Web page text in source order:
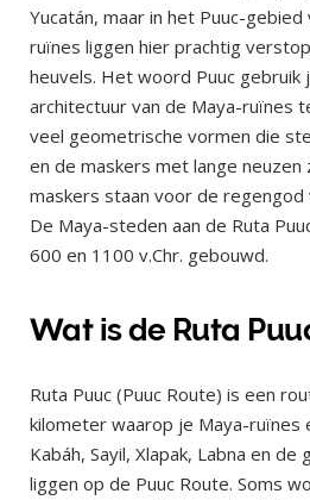
Yucatán, maar in het Puuc-
ruïnes liggen hier prachtig
heuvels. Het woord Puuc gebruik
architectuur van de Maya-ruïnes
veel geometrische vormen die
en de maskers met lange neuzen
maskers staan voor de regengod
De Maya-steden aan de Ruta
600 en 1100 v.Chr. gebouwd.
Wat is de Ruta
Ruta Puuc (Puuc Route) is een
kilometer waarop je Maya-
Kabáh, Sayil, Xlapak, Labna en
liggen op de Puuc Route. Soms